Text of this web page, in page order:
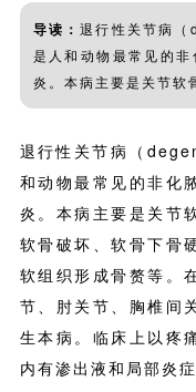
导读：退行性关节病
是人和动物最常见的
炎。本病主要是关节软
退行性关节病（
和动物最常见的非化
炎。本病主要是关节
软骨破坏、软骨下骨
软组织形成骨赘等。
节、肘关节、胸椎间
生本病。临床上以疼
内有渗出液和局部炎症